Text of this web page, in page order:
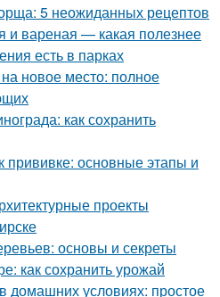
5 неожиданных рецептов
и вареная — какая полезнее
есть в парках
новое место: полное
как сохранить
прививке: основные этапы и
проекты
основы и секреты
как сохранить урожай
домашних условиях: простое